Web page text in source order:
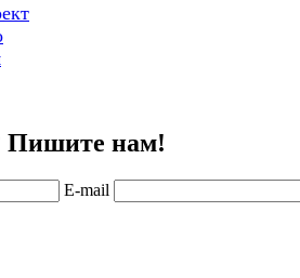
Пишите нам!
E-mail